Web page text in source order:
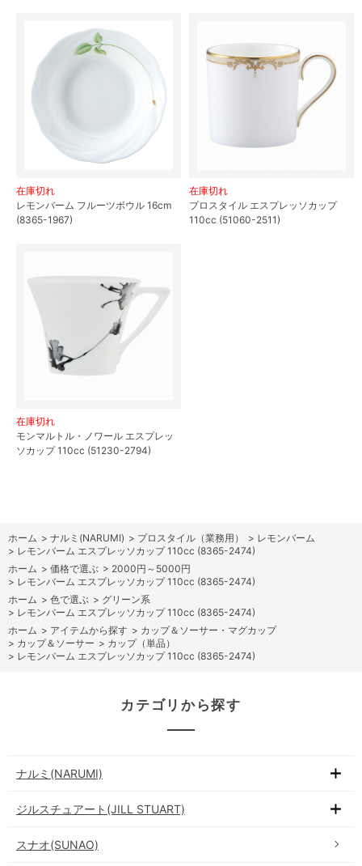
在庫切れ
レモンバーム フルーツボウル 16cm
(8365-1967)
在庫切れ
プロスタイル エスプレッソカップ
110cc (51060-2511)
在庫切れ
モンマルトル・ノワール エスプレッ
ソカップ 110cc (51230-2794)
ホーム > ナルミ(NARUMI) > プロスタイル（業務用） > レモンバーム
> レモンバーム エスプレッソカップ 110cc (8365-2474)
ホーム > 価格で選ぶ > 2000円～5000円
> レモンバーム エスプレッソカップ 110cc (8365-2474)
ホーム > 色で選ぶ > グリーン系
> レモンバーム エスプレッソカップ 110cc (8365-2474)
ホーム > アイテムから探す > カップ＆ソーサー・マグカップ
> カップ＆ソーサー > カップ（単品）
> レモンバーム エスプレッソカップ 110cc (8365-2474)
カテゴリから探す
ナルミ(NARUMI)
ジルスチュアート(JILL STUART)
スナオ(SUNAO)